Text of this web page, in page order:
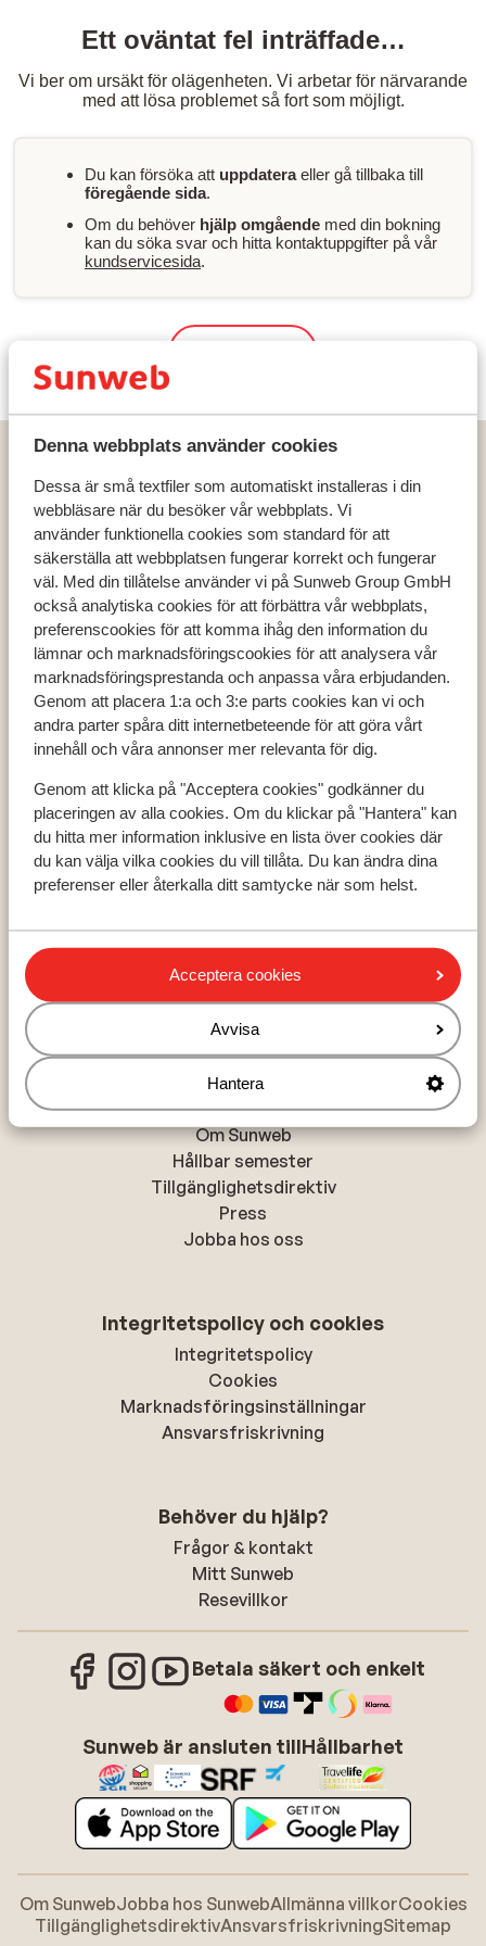
Denna webbplats använder cookies
Dessa är små textfiler som automatiskt installeras i din
webbläsare när du besöker vår webbplats. Vi
använder funktionella cookies som standard för att
säkerställa att webbplatsen fungerar korrekt och fungerar
väl. Med din tillåtelse använder vi på Sunweb Group GmbH
också analytiska cookies för att förbättra vår webbplats,
preferenscookies för att komma ihåg den information du
lämnar och marknadsföringscookies för att analysera vår
marknadsföringsprestanda och anpassa våra erbjudanden.
Genom att placera 1:a och 3:e parts cookies kan vi och
andra parter spåra ditt internetbeteende för att göra vårt
innehåll och våra annonser mer relevanta för dig.
Genom att klicka på "Acceptera cookies" godkänner du
placeringen av alla cookies. Om du klickar på "Hantera" kan
du hitta mer information inklusive en lista över cookies där
du kan välja vilka cookies du vill tillåta. Du kan ändra dina
preferenser eller återkalla ditt samtycke när som helst.
Acceptera cookies
Avvisa
Hantera
Ett oväntat fel inträffade…
Vi ber om ursäkt för olägenheten. Vi arbetar för närvarande
med att lösa problemet så fort som möjligt.
Du kan försöka att uppdateraeller gå tillbaka till
föregående sida.
Om du behöver hjälp omgående med din bokning
kan du söka svar och hitta kontaktuppgifter på vår
kundservicesida.
Hem Solresor Spanien Mallorca
Camp de Mar
Zafiro Palace Andratx & SPA Hotel
Populära länder
Grekland
Turkiet
Spanien
Kreta
Zakynthos
Turkiets sydkust
Populära städer
Chania
Rhodos-stad
Om Sunweb
Om Sunweb
Hållbar semester
Tillgänglighetsdirektiv
Press
Jobba hos oss
Integritetspolicy och cookies
Integritetspolicy
Cookies
Marknadsföringsinställningar
Ansvarsfriskrivning
Behöver du hjälp?
Frågor & kontakt
Mitt Sunweb
Resevillkor
Betala säkert och enkelt
Sunweb är ansluten tillHållbarhet
Om SunwebJobba hos SunwebAllmänna villkorCookies
TillgänglighetsdirektivAnsvarsfriskrivningSitemap